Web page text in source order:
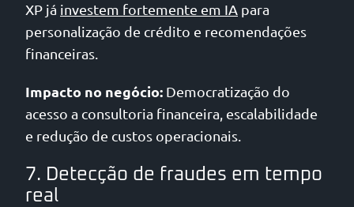
XP já investem fortemente em IA para
personalização de crédito e recomendações
financeiras.
Impacto no negócio: Democratização do
acesso a consultoria financeira, escalabilidade
e redução de custos operacionais.
7. Detecção de fraudes em tempo
real